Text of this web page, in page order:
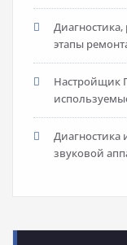
этапы
Настройщик
Диагностика
звуковой